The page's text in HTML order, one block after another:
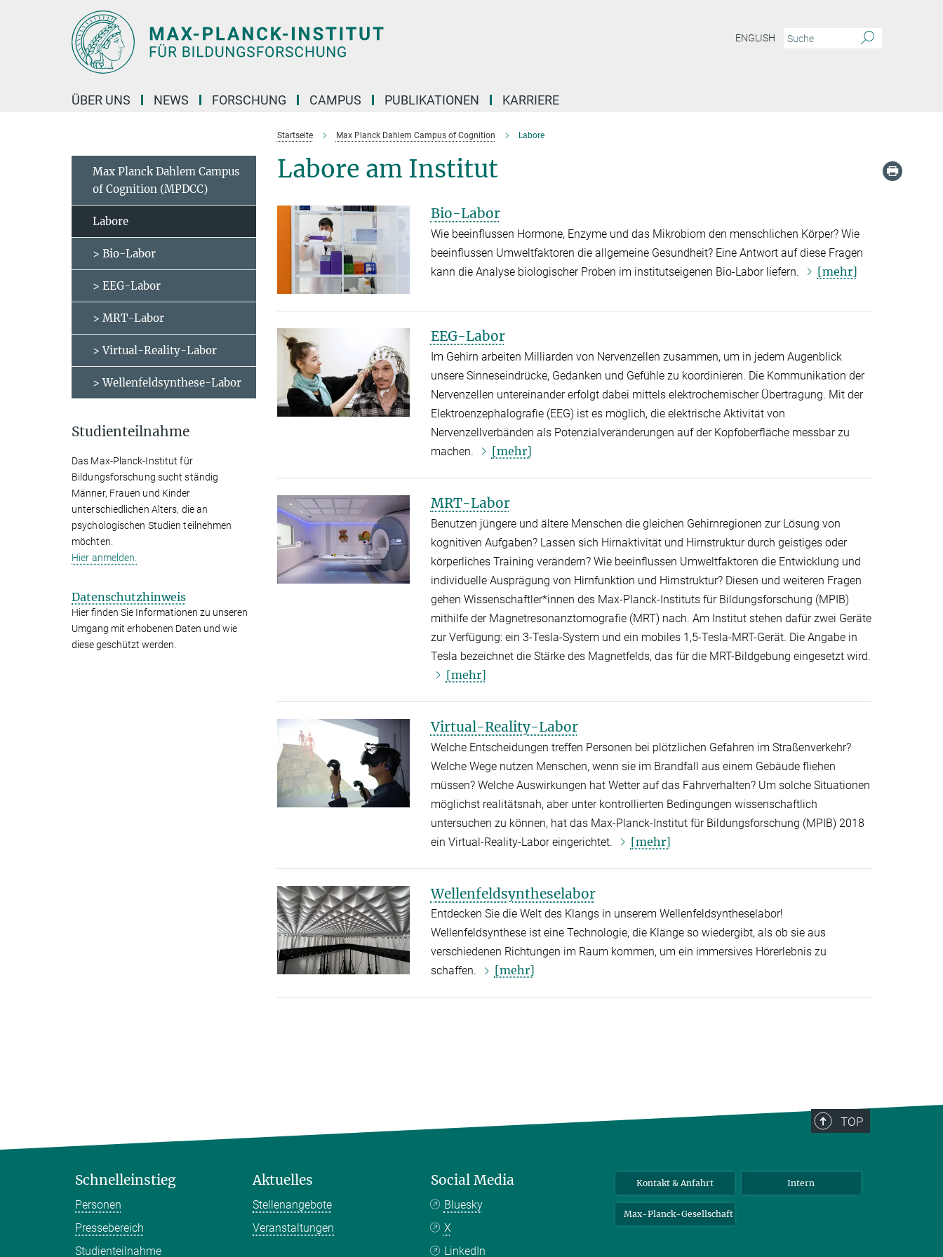
ENGLISH
ÜBER UNS NEWS FORSCHUNG CAMPUS PUBLIKATIONEN KARRIERE
Startseite Max Planck Dahlem Campus of Cognition Labore
Labore am Institut
Bio-Labor
Wie beeinflussen Hormone, Enzyme und das Mikrobiom den menschlichen Körper? Wie
beeinflussen Umweltfaktoren die allgemeine Gesundheit? Eine Antwort auf diese Fragen
kann die Analyse biologischer Proben im institutseigenen Bio-Labor liefern.
[mehr]
EEG-Labor
Im Gehirn arbeiten Milliarden von Nervenzellen zusammen, um in jedem Augenblick
unsere Sinneseindrücke, Gedanken und Gefühle zu koordinieren. Die Kommunikation der
Nervenzellen untereinander erfolgt dabei mittels elektrochemischer Übertragung. Mit der
Elektroenzephalografie (EEG) ist es möglich, die elektrische Aktivität von
Nervenzellverbänden als Potenzialveränderungen auf der Kopfoberfläche messbar zu
machen.
[mehr]
MRT-Labor
Benutzen jüngere und ältere Menschen die gleichen Gehirnregionen zur Lösung von
kognitiven Aufgaben? Lassen sich Hirnaktivität und Hirnstruktur durch geistiges oder
körperliches Training verändern? Wie beeinflussen Umweltfaktoren die Entwicklung und
individuelle Ausprägung von Hirnfunktion und Hirnstruktur? Diesen und weiteren Fragen
gehen Wissenschaftler*innen des Max-Planck-Instituts für Bildungsforschung (MPIB)
mithilfe der Magnetresonanztomografie (MRT) nach. Am Institut stehen dafür zwei Geräte
zur Verfügung: ein 3-Tesla-System und ein mobiles 1,5-Tesla-MRT-Gerät. Die Angabe in
Tesla bezeichnet die Stärke des Magnetfelds, das für die MRT-Bildgebung eingesetzt wird.
[mehr]
Virtual-Reality-Labor
Welche Entscheidungen treffen Personen bei plötzlichen Gefahren im Straßenverkehr?
Welche Wege nutzen Menschen, wenn sie im Brandfall aus einem Gebäude fliehen
müssen? Welche Auswirkungen hat Wetter auf das Fahrverhalten? Um solche Situationen
möglichst realitätsnah, aber unter kontrollierten Bedingungen wissenschaftlich
untersuchen zu können, hat das Max-Planck-Institut für Bildungsforschung (MPIB) 2018
ein Virtual-Reality-Labor eingerichtet.
[mehr]
Wellenfeldsyntheselabor
Entdecken Sie die Welt des Klangs in unserem Wellenfeldsyntheselabor!
Wellenfeldsynthese ist eine Technologie, die Klänge so wiedergibt, als ob sie aus
verschiedenen Richtungen im Raum kommen, um ein immersives Hörerlebnis zu
schaffen.
[mehr]
Max Planck Dahlem Campus
of Cognition (MPDCC)
Labore
> Bio-Labor
> EEG-Labor
> MRT-Labor
> Virtual-Reality-Labor
> Wellenfeldsynthese-Labor
Studienteilnahme
Das Max-Planck-Institut für
Bildungsforschung sucht ständig
Männer, Frauen und Kinder
unterschiedlichen Alters, die an
psychologischen Studien teilnehmen
möchten.
Hier anmelden.
Datenschutzhinweis
Hier finden Sie Informationen zu unseren
Umgang mit erhobenen Daten und wie
diese geschützt werden.
TOP
Schnelleinstieg
Personen
Pressebereich
Studienteilnahme
Aktuelles
Stellenangebote
Veranstaltungen
Social Media
Bluesky
X
LinkedIn
Kontakt & Anfahrt Intern
Max-Planck-Gesellschaft